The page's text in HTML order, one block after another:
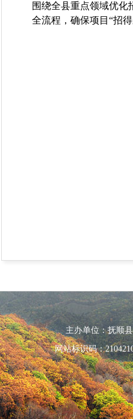
围绕全县重点领域优化
全流程，确保项目“招
主办单位：抚顺
网站标识码：